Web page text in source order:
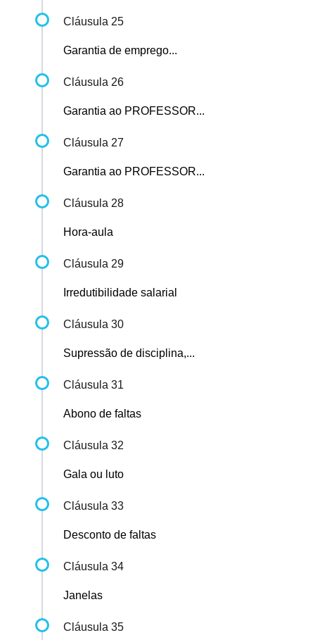
Cláusula 25
Garantia de emprego...
Cláusula 26
Garantia ao PROFESSOR...
Cláusula 27
Garantia ao PROFESSOR...
Cláusula 28
Hora-aula
Cláusula 29
Irredutibilidade salarial
Cláusula 30
Supressão de disciplina,...
Cláusula 31
Abono de faltas
Cláusula 32
Gala ou luto
Cláusula 33
Desconto de faltas
Cláusula 34
Janelas
Cláusula 35